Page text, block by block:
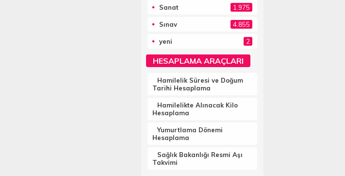
Sanat 1.975
Sınav 4.855
yeni 2
HESAPLAMA ARAÇLARI
Hamilelik Süresi ve Doğum
Tarihi Hesaplama
Hamilelikte Alınacak Kilo
Hesaplama
Yumurtlama Dönemi
Hesaplama
Sağlık Bakanlığı Resmi Aşı
Takvimi